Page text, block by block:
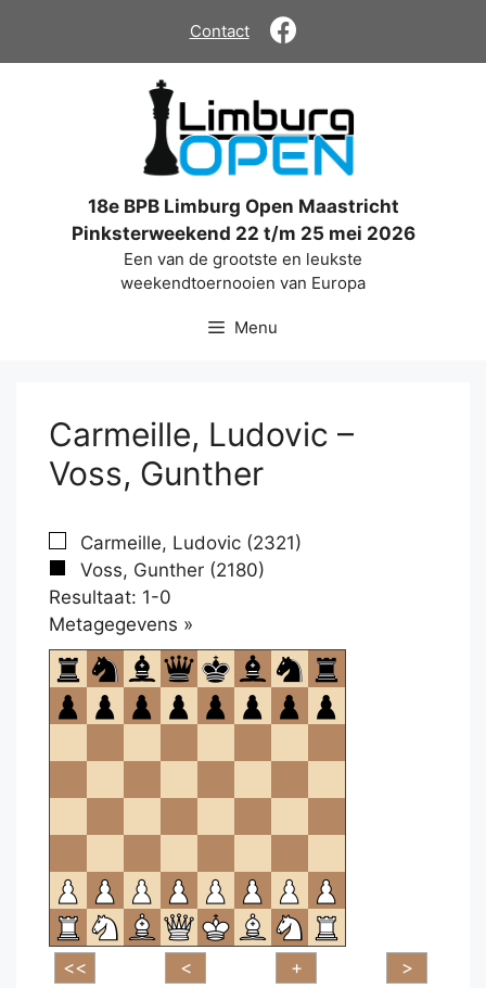
de
Contact
18e BPB Limburg Open Maastricht
Pinksterweekend 22 t/m 25 mei 2026
Een van de grootste en leukste
weekendtoernooien van Europa
Menu
Carmeille, Ludovic –
Voss, Gunther
Carmeille, Ludovic (2321)
Voss, Gunther (2180)
Resultaat: 1-0
Metagegevens »
om
te
openen.